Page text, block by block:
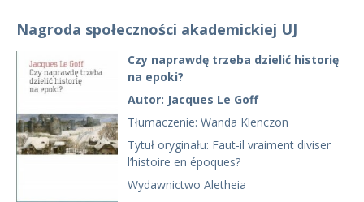
Nagroda społeczności akademickiej UJ
Czy naprawdę trzeba dzielić historię
na epoki?
Autor: Jacques Le Goff
Tłumaczenie: Wanda Klenczon
Tytuł oryginału: Faut-il vraiment diviser
l’histoire en époques?
Wydawnictwo Aletheia